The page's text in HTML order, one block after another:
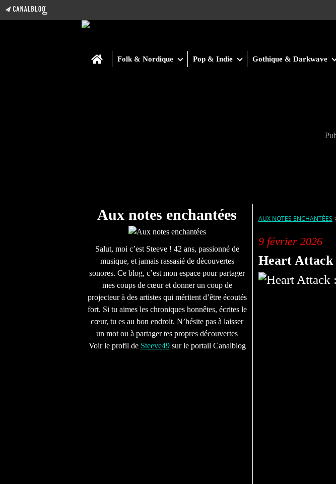
Home
Folk & Nordique Pop & Indie Gothique & Darkwave
Aux notes enchantées
Salut, moi c’est Steeve ! 42 ans, passionné de
musique, et jamais rassasié de découvertes
sonores. Ce blog, c’est mon espace pour partager
mes coups de cœur et donner un coup de
projecteur à des artistes qui méritent d’être écoutés
fort. Si tu aimes les chroniques honnêtes, écrites le
cœur, tu es au bon endroit. N’hésite pas à laisser
un mot ou à partager tes propres découvertes
Voir le profil de Steeve49sur le portail Canalblog
AUX NOTES ENCHANTÉES
9 février 2026
Heart Attack